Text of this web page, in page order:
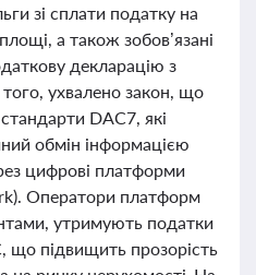
зі сплати податку на
а також зобов’язані
декларацію з
ухвалено закон, що
DAC7, які
обмін інформацією
цифрові платформи
Оператори платформ
утримують податки
підвищить прозорість